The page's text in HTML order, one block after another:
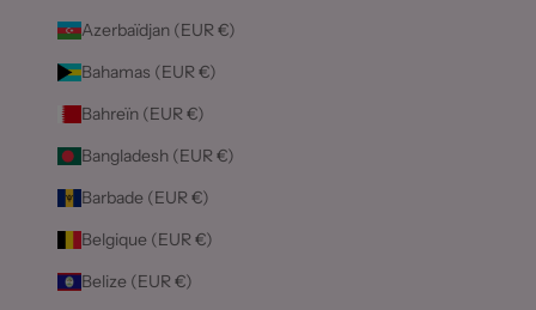
Azerbaïdjan (EUR €)
Bahamas (EUR €)
Bahreïn (EUR €)
Bangladesh (EUR €)
Barbade (EUR €)
Belgique (EUR €)
Belize (EUR €)